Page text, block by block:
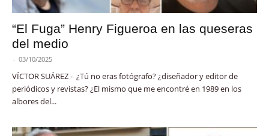
“El Fuga” Henry Figueroa en las queseras
del medio
- 03/10/2025
VÍCTOR SUÁREZ - ¿Tú no eras fotógrafo? ¿diseñador y editor de
periódicos y revistas? ¿El mismo que me encontré en 1989 en los
albores del...